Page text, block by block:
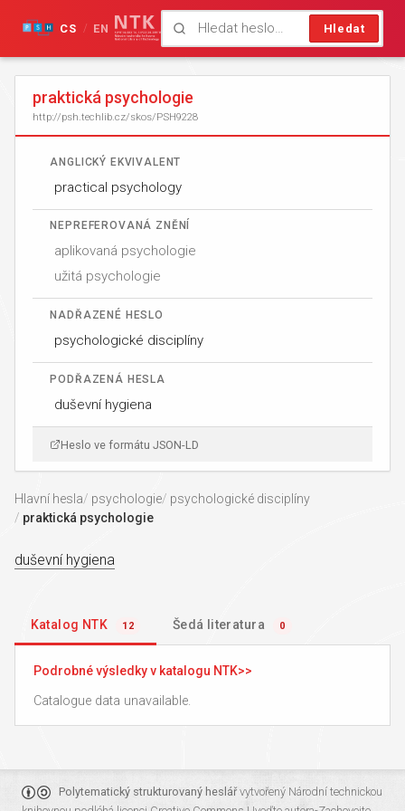
Hledat
CS / EN
praktická psychologie
http://psh.techlib.cz/skos/PSH9228
ANGLICKÝ EKVIVALENT
practical psychology
NEPREFEROVANÁ ZNĚNÍ
aplikovaná psychologie
užitá psychologie
NADŘAZENÉ HESLO
psychologické disciplíny
PODŘAZENÁ HESLA
duševní hygiena
Heslo ve formátu JSON-LD
Hlavní hesla psychologie
psychologické disciplíny
praktická psychologie
duševní hygiena
Katalog NTK 12 Šedá literatura 0
Podrobné výsledky v katalogu NTK
Catalogue data unavailable.
Polytematický strukturovaný heslářvytvořený Národní technickou